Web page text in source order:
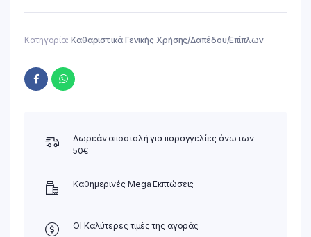
Κατηγορία: Καθαριστικά Γενικής Χρήσης/Δαπέδου/Επίπλων
Δωρεάν αποστολή για παραγγελίες άνω των
50€
Καθημερινές Mega Εκπτώσεις
ΟΙ Καλύτερες τιμές της αγοράς